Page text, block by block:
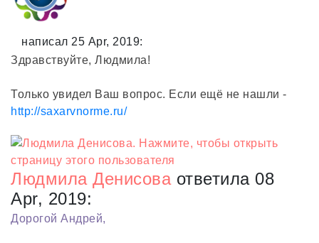
написал 25 Apr, 2019:
Здравствуйте, Людмила!
Только увидел Ваш вопрос. Если ещё не нашли -
http://saxarvnorme.ru/
Людмила Денисоваответила 08
Apr, 2019:
Дорогой Андрей,